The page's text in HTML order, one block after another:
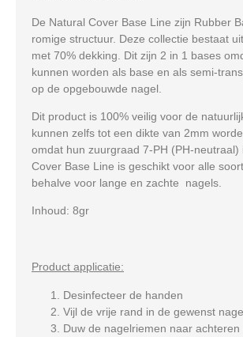
De Natural Cover Base Line zijn Rubber
romige structuur. Deze collectie bestaat
met 70% dekking. Dit zijn 2 in 1 bases
kunnen worden als base en als semi-
op de opgebouwde nagel.
Dit product is 100% veilig voor de
kunnen zelfs tot een dikte van 2mm
omdat hun zuurgraad 7-PH (PH-neutraal)
Cover Base Line is geschikt voor alle
behalve voor lange en zachte nagels.
Inhoud: 8gr
Product applicatie:
Desinfecteer de handen
Vijl de vrije rand in de gewenst
Duw de nagelriemen naar